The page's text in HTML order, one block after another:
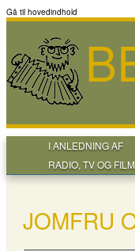
Gå til hovedindhold
I ANLEDNING AF
RADIO, TV OG FILM
JOMFRU